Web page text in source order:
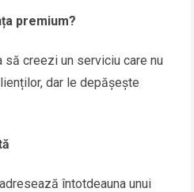
premium?
creezi un serviciu care nu
dar le depășește
întotdeauna unui